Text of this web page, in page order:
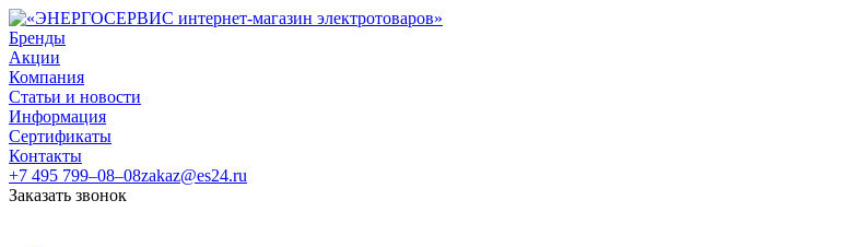
Бренды
Акции
Компания
Статьи и новости
Информация
Сертификаты
Контакты
+7 495 799–08–08zakaz@es24.ru
Заказать звонок